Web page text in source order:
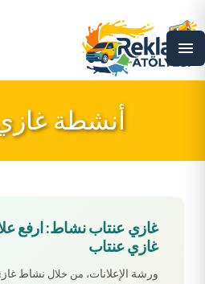
menu
أنشطة
غازي عنتاب نشاط: ارفع
غازي عنتاب
ورشة الإعلانات، من خلال نشاط